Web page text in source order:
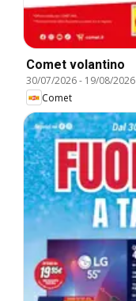
Comet volantino
30/07/2026- 19/08/2026
Comet